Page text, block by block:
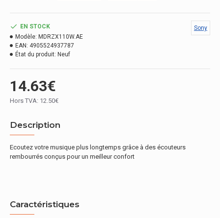
14.63€
Hors TVA: 12.50€
EN STOCK
Modèle: MDRZX110W.AE
EAN: 4905524937787
État du produit: Neuf
Sony
Description
Ecoutez votre musique plus longtemps grâce à des écouteurs
rembourrés conçus pour un meilleur confort
Caractéristiques